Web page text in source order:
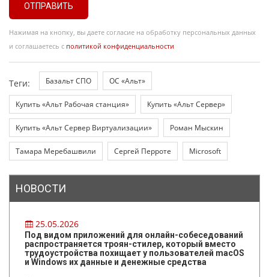
ОТПРАВИТЬ
Нажимая на кнопку, вы даете согласие на обработку персональных данных
и соглашаетесь с политикой конфиденциальности
Теги: Базальт СПО ОС «Альт»
Купить «Альт Рабочая станция» Купить «Альт Сервер»
Купить «Альт Сервер Виртуализации» Роман Мыскин
Тамара Меребашвили Сергей Перроте Microsoft
НОВОСТИ
25.05.2026
Под видом приложений для онлайн-собеседований
распространяется троян-стилер, который вместо
трудоустройства похищает у пользователей macOS
и Windows их данные и денежные средства